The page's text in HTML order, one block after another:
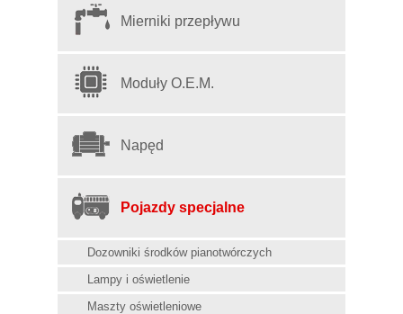
Mierniki przepływu
Moduły O.E.M.
Napęd
Pojazdy specjalne
Dozowniki środków pianotwórczych
Lampy i oświetlenie
Maszty oświetleniowe